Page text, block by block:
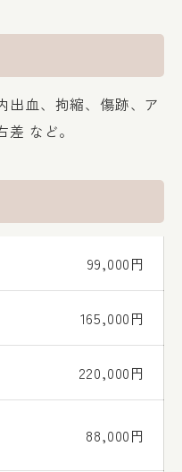
出血、拘縮、傷跡、ア
など。
99,000円
165,000円
220,000円
88,000円